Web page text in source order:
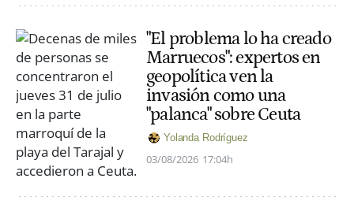
"El problema lo ha creado
Marruecos": expertos en
geopolítica ven la
invasión como una
"palanca" sobre Ceuta
Yolanda Rodríguez
03/08/2026 17:04h